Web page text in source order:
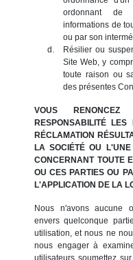
ordonnant de
informations de
ou par son
Résilier ou
Site Web, y
toute raison ou
des présentes
VOUS
RESPONSABILITÉ LES
RÉCLAMATION
LA SOCIÉTÉ OU L'UNE
CONCERNANT TOUTE
OU CES PARTIES OU
L'APPLICATION DE LA
Nous n'avons aucune
envers quelconque
utilisation, et nous ne
nous engager à
utilisateurs soumettez